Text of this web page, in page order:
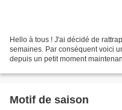
Hello à tous ! J'ai décidé de
semaines. Par conséquent voici
depuis un petit moment
Motif de saison